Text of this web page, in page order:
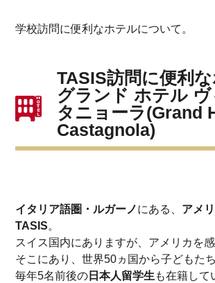
学校訪問に便利なホテルについて。
TASIS訪問に便利
グランド ホテル ヴ
タニョーラ(Grand
Castagnola)
イタリア語圏・ルガーノにある、 アメ
TASIS。
スイス国内にありますが、アメリカを
そこにあり、世界50ヵ国から子どもた
毎年5名前後の 日本人留学生 も在籍して